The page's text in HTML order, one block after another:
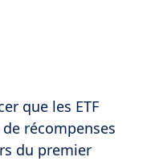
que les ETF
récompenses
du premier